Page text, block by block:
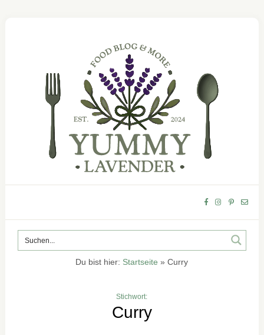
Du bist hier: Startseite »Curry
Stichwort:
Curry